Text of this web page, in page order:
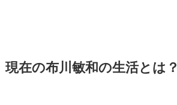
現在の布川敏和の生活とは？